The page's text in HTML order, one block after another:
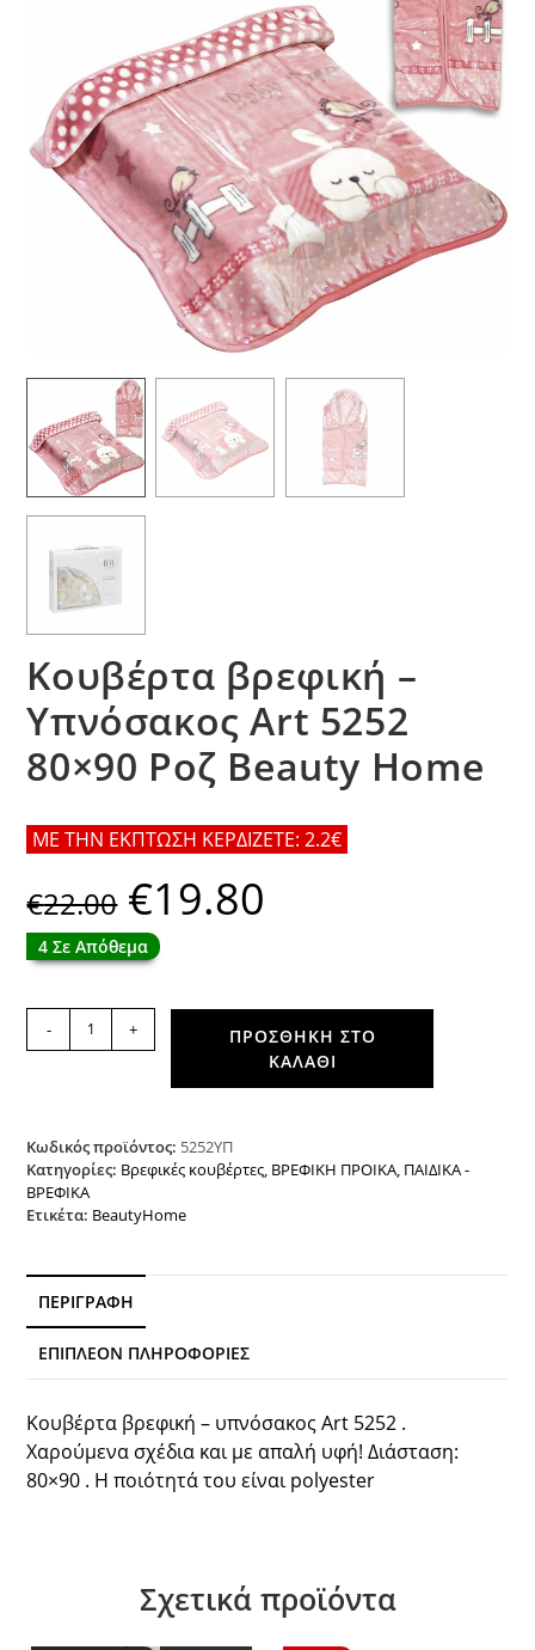
Κουβέρτα βρεφική –
Υπνόσακος Art 5252
80×90 Ροζ Beauty Home
ΜΕ ΤΗΝ ΕΚΠΤΩΣΗ ΚΕΡΔΙΖΕΤΕ: 2.2€
€22.00 Original
price
was:
€22.00.
€19.80
4 Σε Απόθεμα
Κουβέρτα
βρεφική
5252
80x90
Ροζ
Beauty
ποσότητα
- +
ΠΡΟΣΘΉΚΗ ΣΤΟ
ΚΑΛΆΘΙ
Κωδικός προϊόντος: 5252ΥΠ
Κατηγορίες: Βρεφικές κουβέρτες, ΒΡΕΦΙΚΗ ΠΡΟΙΚΑ, ΠΑΙΔΙΚΑ -
ΒΡΕΦΙΚΑ
Ετικέτα: BeautyHome
ΠΕΡΙΓΡΑΦΉ
ΕΠΙΠΛΈΟΝ ΠΛΗΡΟΦΟΡΊΕΣ
Κουβέρτα βρεφική – υπνόσακος Art 5252 .
Χαρούμενα σχέδια και με απαλή υφή! Διάσταση:
80×90 . Η ποιότητά του είναι polyester
Σχετικά προϊόντα